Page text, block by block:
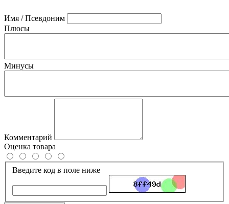
Имя / Псевдоним
Плюсы
Минусы
Комментарий
Оценка товара
Введите код в поле ниже